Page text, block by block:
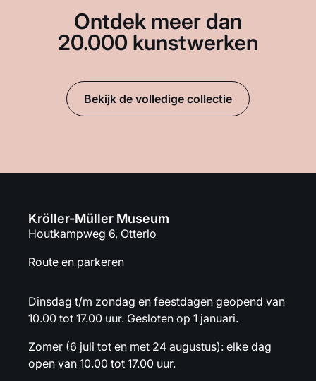
Ontdek meer dan
20.000 kunstwerken
Bekijk de volledige collectie
Kröller-Müller Museum
Houtkampweg 6, Otterlo
Route en parkeren
Dinsdag t/m zondag en feestdagen geopend van
10.00 tot 17.00 uur. Gesloten op 1 januari.
Zomer (6 juli tot en met 24 augustus): elke dag
open van 10.00 tot 17.00 uur.